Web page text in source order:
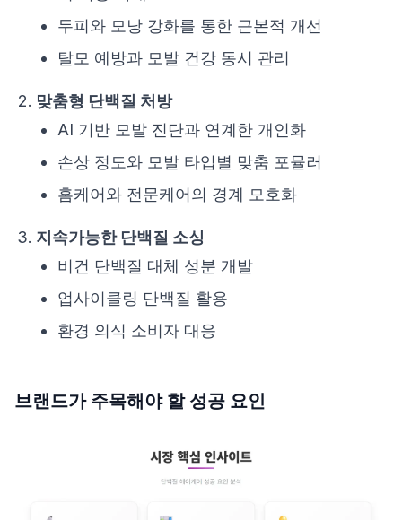
두피와 모낭 강화를 통한 근본적 개선
탈모 예방과 모발 건강 동시 관리
맞춤형 단백질 처방
AI 기반 모발 진단과 연계한 개인화
손상 정도와 모발 타입별 맞춤 포뮬러
홈케어와 전문케어의 경계 모호화
지속가능한 단백질 소싱
비건 단백질 대체 성분 개발
업사이클링 단백질 활용
환경 의식 소비자 대응
브랜드가 주목해야 할 성공 요인